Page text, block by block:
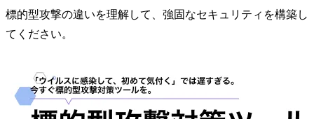
標的型攻撃の違いを理解して、強固なセキュリティを構築し
てください。